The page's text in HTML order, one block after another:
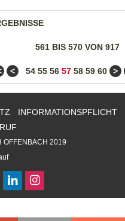
561 BIS 570 VON 917
< 54 55 56 57 58 59 60 >
INFORMATIONSPFLICHT
OFFENBACH 2019